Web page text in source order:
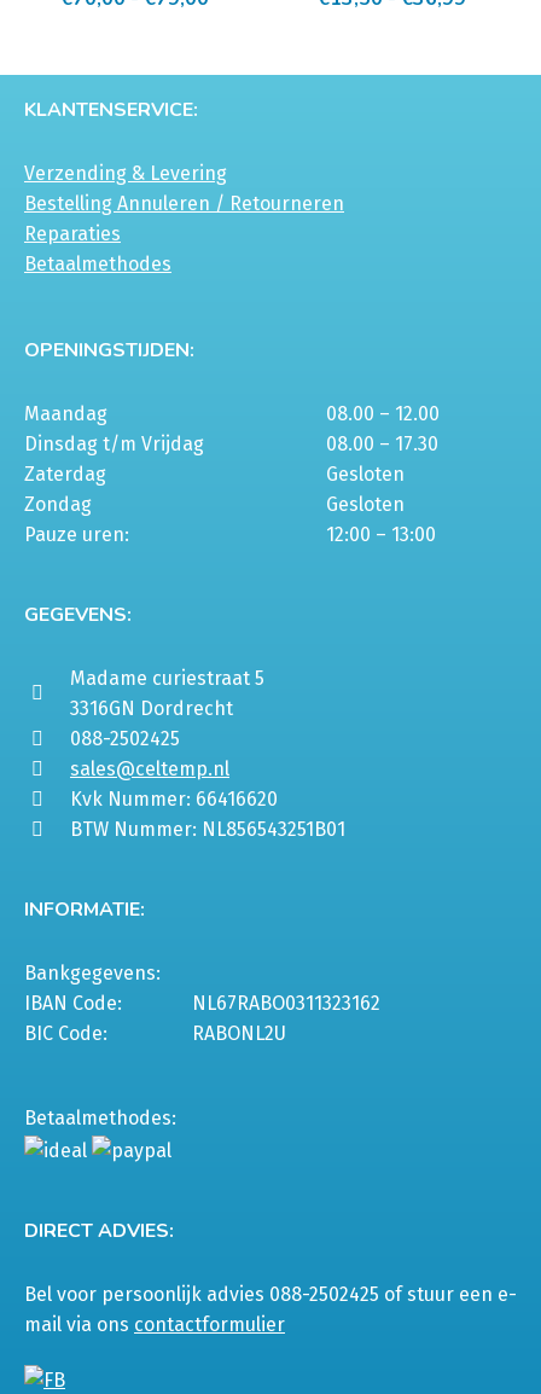
gekozen
op
de
productpagina
de
KLANTENSERVICE:
Verzending & Levering
Bestelling Annuleren / Retourneren
Reparaties
Betaalmethodes
OPENINGSTIJDEN:
Maandag
08.00 – 12.00
Dinsdag t/m Vrijdag
08.00 – 17.30
Zaterdag
Gesloten
Zondag
Gesloten
Pauze uren:
12:00 – 13:00
GEGEVENS:
Madame curiestraat 5
3316GN Dordrecht
088-2502425
sales@celtemp.nl
Kvk Nummer: 66416620
BTW Nummer: NL856543251B01
INFORMATIE:
Bankgegevens:
IBAN Code:
NL67RABO0311323162
BIC Code:
RABONL2U
Betaalmethodes:
DIRECT ADVIES:
Bel voor persoonlijk advies 088-2502425 of stuur een e-
mail via ons contactformulier